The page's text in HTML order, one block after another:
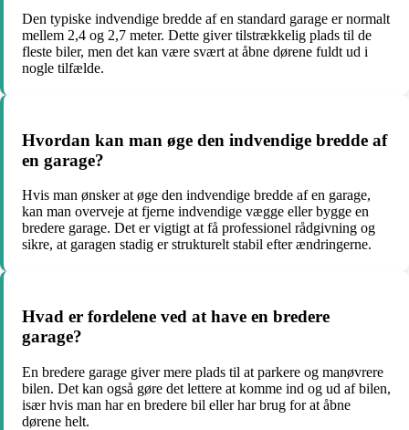
Den typiske indvendige bredde af en standard garage er normalt
mellem 2,4 og 2,7 meter. Dette giver tilstrækkelig plads til de
fleste biler, men det kan være svært at åbne dørene fuldt ud i
nogle tilfælde.
Hvordan kan man øge den indvendige bredde af
en garage?
Hvis man ønsker at øge den indvendige bredde af en garage,
kan man overveje at fjerne indvendige vægge eller bygge en
bredere garage. Det er vigtigt at få professionel rådgivning og
sikre, at garagen stadig er strukturelt stabil efter ændringerne.
Hvad er fordelene ved at have en bredere
garage?
En bredere garage giver mere plads til at parkere og manøvrere
bilen. Det kan også gøre det lettere at komme ind og ud af bilen,
især hvis man har en bredere bil eller har brug for at åbne
dørene helt.